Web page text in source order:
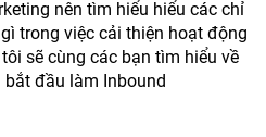
nên tìm hiểu hiểu các chỉ
trong việc cải thiện hoạt động
sẽ cùng các bạn tìm hiểu về
bắt đầu làm Inbound